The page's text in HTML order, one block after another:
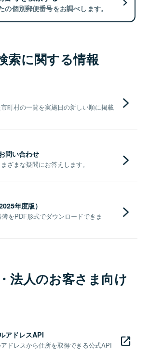
の個別郵便番号をお調べします。
索に関する情報
町村の一覧を実施日の新しい順に掲載
問い合わせ
ざまな疑問にお答えします。
年度版）
をPDF形式でダウンロードできま
法人のお客さま向け
アドレスAPI
ドレスから住所を取得できる公式API